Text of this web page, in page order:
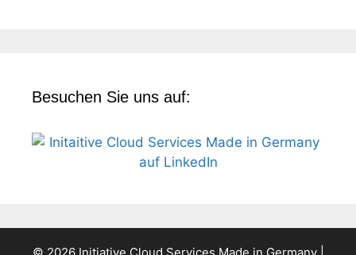
Besuchen Sie uns auf: